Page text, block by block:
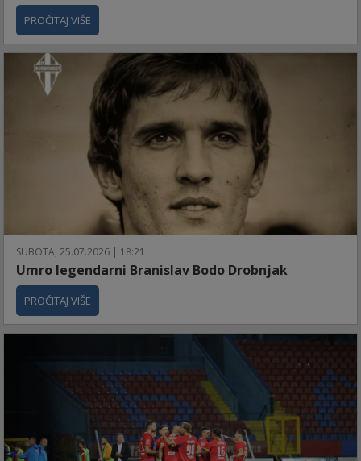
PROČITAJ VIŠE
SUBOTA, 25.07.2026 | 18:21
Umro legendarni Branislav Bodo Drobnjak
PROČITAJ VIŠE